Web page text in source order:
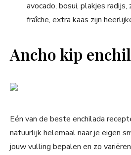
avocado, bosui, plakjes radijs,
fraîche, extra kaas zijn
Ancho kip
Eén van de beste enchilada
natuurlijk helemaal naar je eigen
jouw vulling bepalen en zo